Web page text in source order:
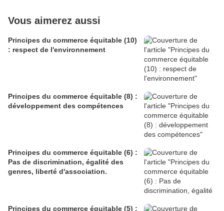
Vous aimerez aussi
Principes du commerce équitable (10)
: respect de l'environnement
Principes du commerce équitable (8) :
développement des compétences
Principes du commerce équitable (6) :
Pas de discrimination, égalité des
genres, liberté d'association.
Principes du commerce équitable (5) :